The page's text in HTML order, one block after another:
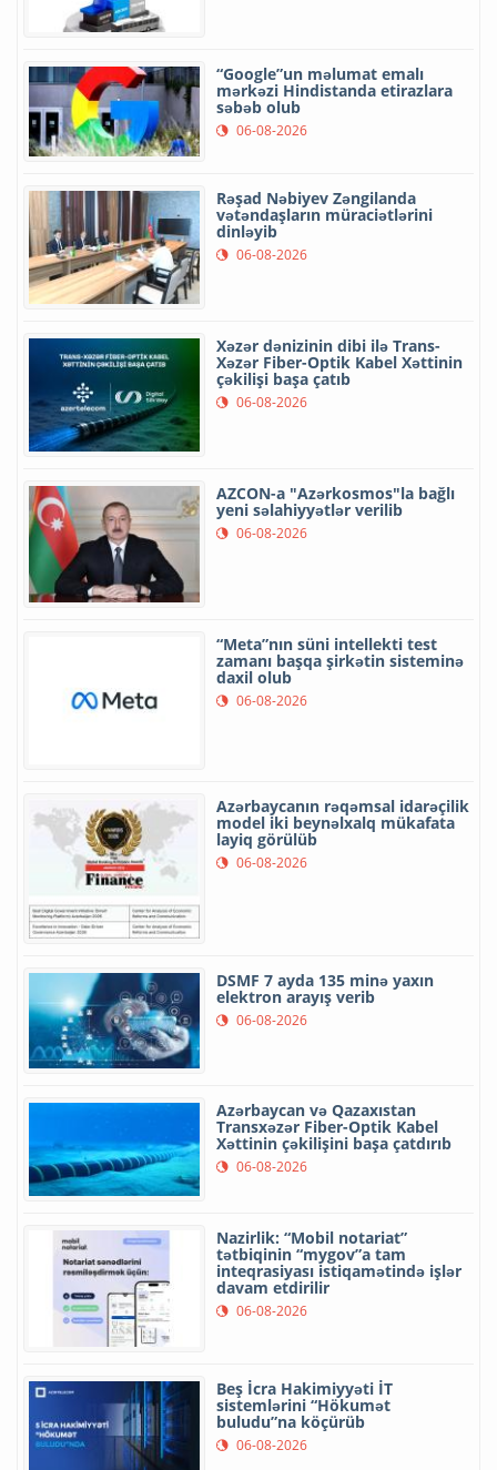
“Google”un məlumat emalı
mərkəzi Hindistanda etirazlara
səbəb olub
06-08-2026
Rəşad Nəbiyev Zəngilanda
vətəndaşların müraciətlərini
dinləyib
06-08-2026
Xəzər dənizinin dibi ilə Trans-
Xəzər Fiber-Optik Kabel Xəttinin
çəkilişi başa çatıb
06-08-2026
AZCON-a "Azərkosmos"la bağlı
yeni səlahiyyətlər verilib
06-08-2026
“Meta”nın süni intellekti test
zamanı başqa şirkətin sisteminə
daxil olub
06-08-2026
Azərbaycanın rəqəmsal idarəçilik
model iki beynəlxalq mükafata
layiq görülüb
06-08-2026
DSMF 7 ayda 135 minə yaxın
elektron arayış verib
06-08-2026
Azərbaycan və Qazaxıstan
Transxəzər Fiber-Optik Kabel
Xəttinin çəkilişini başa çatdırıb
06-08-2026
Nazirlik: “Mobil notariat”
tətbiqinin “mygov”a tam
inteqrasiyası istiqamətində işlər
davam etdirilir
06-08-2026
Beş İcra Hakimiyyəti İT
sistemlərini “Hökumət
buludu”na köçürüb
06-08-2026